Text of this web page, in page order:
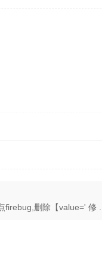
删除【value=' 修 ...